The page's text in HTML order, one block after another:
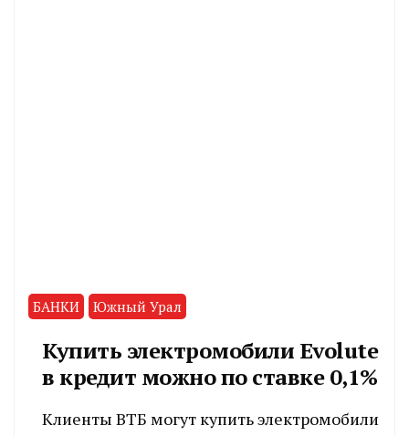
БАНКИ Южный Урал
Купить электромобили Evolute
в кредит можно по ставке 0,1%
Клиенты ВТБ могут купить электромобили